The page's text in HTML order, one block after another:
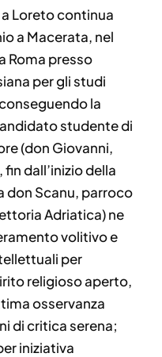
Loreto continua
a Macerata, nel
Roma presso
per gli studi
la
studente di
(don Giovanni,
dall’inizio della
don Scanu, parroco
Adriatica) ne
volitivo e
per
religioso aperto,
osservanza
di critica serena;
iniziativa